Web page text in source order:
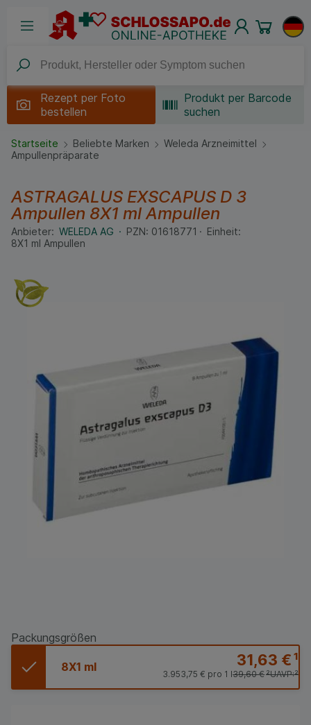
Rezept per Foto
bestellen
Produkt per Barcode
suchen
Startseite Beliebte Marken
Weleda Arzneimittel
Ampullenpräparate
ASTRAGALUS EXSCAPUS D 3
Ampullen 8X1 mlAmpullen
Anbieter: WELEDA AG PZN: 01618771
Einheit:
8X1 ml Ampullen
Packungsgrößen
8X1 ml 31,63 €¹
UAVP:²
39,60 €²
3.953,75 € pro 1 l